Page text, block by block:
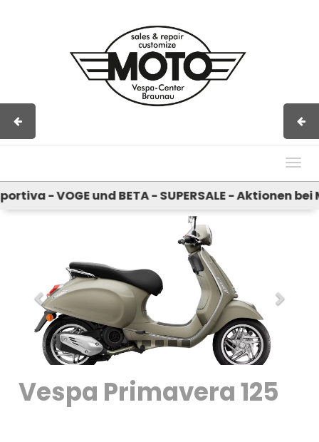
- VOGE und BETA - SUPERSALE - Aktionen bei
Vespa Primavera 125